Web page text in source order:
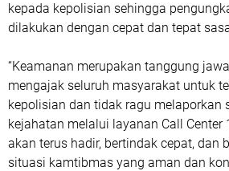
kepada kepolisian sehingga
dilakukan dengan cepat dan tepat
“Keamanan merupakan tanggung
mengajak seluruh masyarakat untuk
kepolisian dan tidak ragu melaporkan
kejahatan melalui layanan Call Center
akan terus hadir, bertindak cepat, dan
situasi kamtibmas yang aman dan